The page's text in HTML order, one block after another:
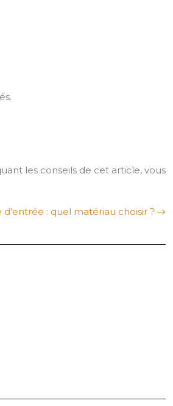
les conseils de cet article, vous
: quel matériau choisir ?